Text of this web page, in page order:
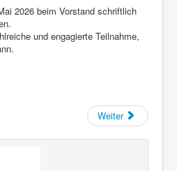
2026 beim Vorstand schriftlich
und engagierte Teilnahme,
Weiter